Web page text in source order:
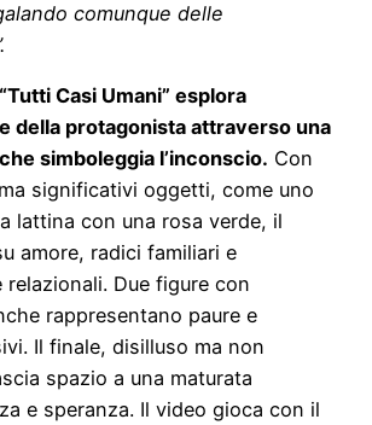
comunque delle
Casi Umani” esplora
della protagonista attraverso una
simboleggia l’inconscio. Con
significativi oggetti, come uno
lattina con una rosa verde, il
amore, radici familiari e
relazionali. Due figure con
rappresentano paure e
Il finale, disilluso ma non
spazio a una maturata
e speranza. Il video gioca con il